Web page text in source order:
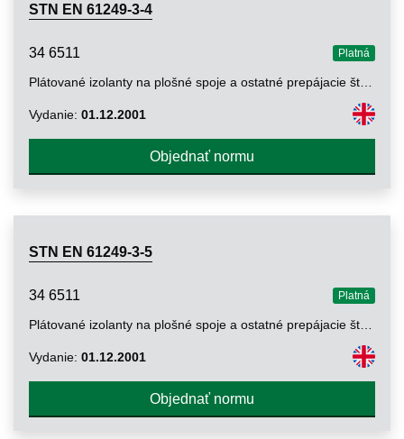
STN EN 61249-3-4
34 6511 Platná
Vydanie: 01.12.2001
Objednať normu
STN EN 61249-3-5
34 6511 Platná
Vydanie: 01.12.2001
Objednať normu